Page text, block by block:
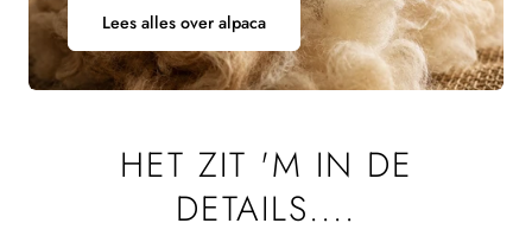
Lees alles over alpaca
HET ZIT 'M IN DE
DETAILS....